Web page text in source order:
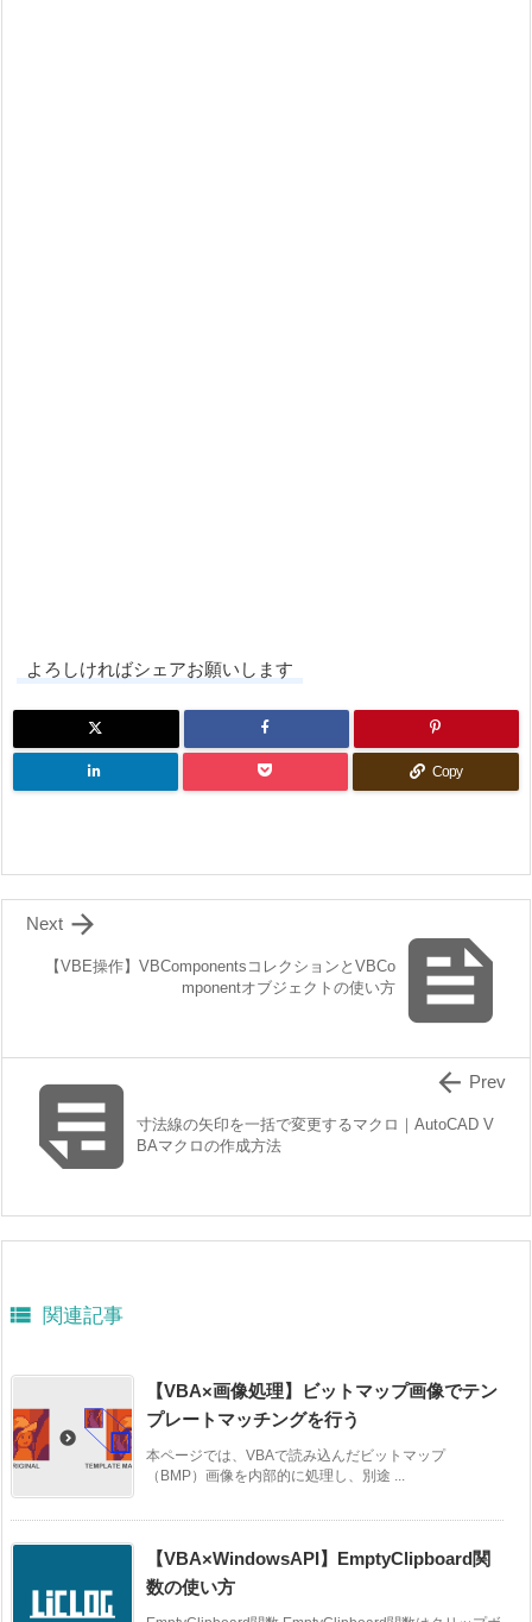
よろしければシェアお願いします
Copy

【VBE操作】VBComponentsコレクションとVBCo
mponentオブジェクトの使い方

Next
寸法線の矢印を一括で変更するマクロ｜AutoCAD V
BAマクロの作成方法
 Prev
 関連記事
【VBA×画像処理】ビットマップ画像でテン
プレートマッチングを行う
本ページでは、VBAで読み込んだビットマップ
（BMP）画像を内部的に処理し、別途 ...
【VBA×WindowsAPI】EmptyClipboard関
数の使い方